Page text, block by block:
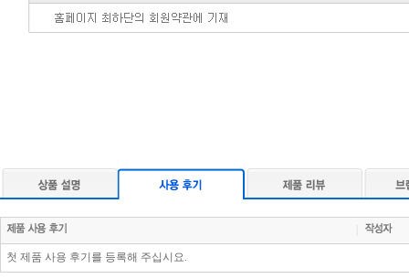
첫 제품 사용 후기를 등록해 주십시요.